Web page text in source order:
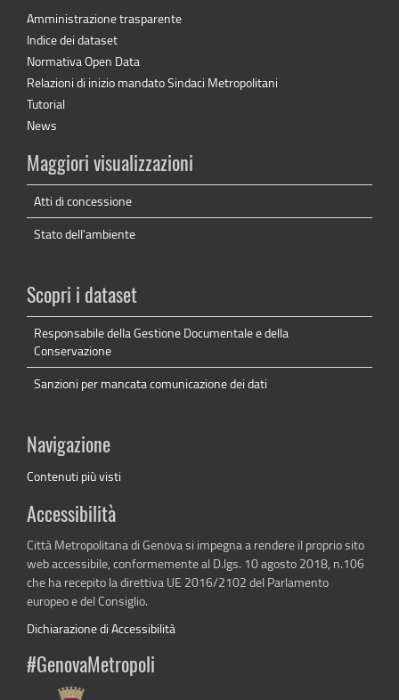
Amministrazione trasparente
Indice dei dataset
Normativa Open Data
Relazioni di inizio mandato Sindaci Metropolitani
Tutorial
News
Maggiori visualizzazioni
Atti di concessione
Stato dell'ambiente
Scopri i dataset
Responsabile della Gestione Documentale e della
Conservazione
Sanzioni per mancata comunicazione dei dati
Navigazione
Contenuti più visti
Accessibilità
Città Metropolitana di Genova si impegna a rendere il proprio sito
web accessibile, conformemente al D.lgs. 10 agosto 2018, n.106
che ha recepito la direttiva UE 2016/2102 del Parlamento
europeo e del Consiglio.
Dichiarazione di Accessibilità
#GenovaMetropoli